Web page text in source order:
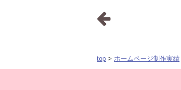
top > ホームページ制作実績